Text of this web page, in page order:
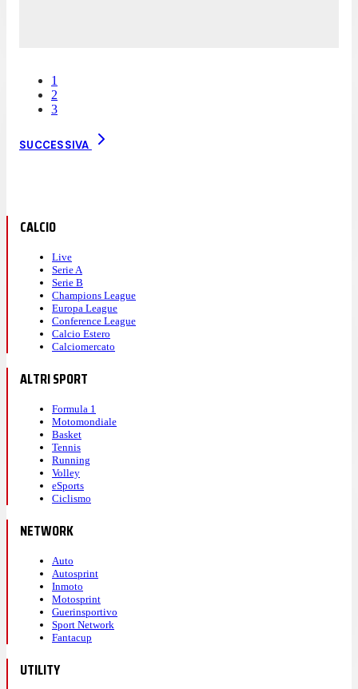
1
2
3
SUCCESSIVA
CALCIO
Live
Serie A
Serie B
Champions League
Europa League
Conference League
Calcio Estero
Calciomercato
ALTRI SPORT
Formula 1
Motomondiale
Basket
Tennis
Running
Volley
eSports
Ciclismo
NETWORK
Auto
Autosprint
Inmoto
Motosprint
Guerinsportivo
Sport Network
Fantacup
UTILITY